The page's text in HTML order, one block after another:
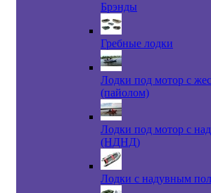
Брэнды
Гребные лодки
Лодки под мотор с
(пайолом)
Лодки под мотор с
(НДНД)
Лодки с надувным